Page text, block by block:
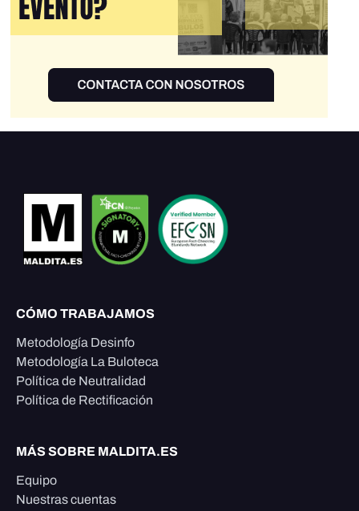
CÓMO TRABAJAMOS
Metodología Desinfo
Metodología La Buloteca
Política de Neutralidad
Política de Rectificación
MÁS SOBRE MALDITA.ES
Equipo
Nuestras cuentas